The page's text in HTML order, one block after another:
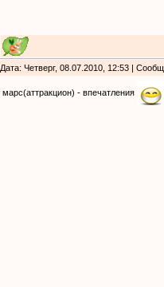
Дата: Четверг, 08.07.2010, 12:53 |
марс(аттракцион) - впечатления